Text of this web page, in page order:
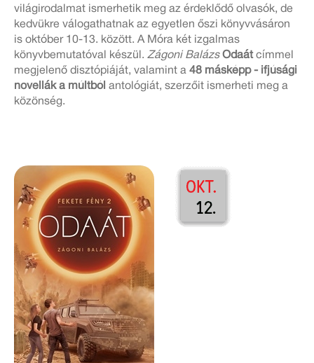
világirodalmat ismerhetik meg az érdeklődő olvasók, de
kedvükre válogathatnak az egyetlen őszi könyvvásáron
is október 10-13. között. A Móra két izgalmas
könyvbemutatóval készül. Zágoni Balázs Odaátcímmel
megjelenő disztópiáját, valamint a 48 másképp - ifjúsági
novellák a múltból antológiát, szerzőit ismerheti meg a
közönség.